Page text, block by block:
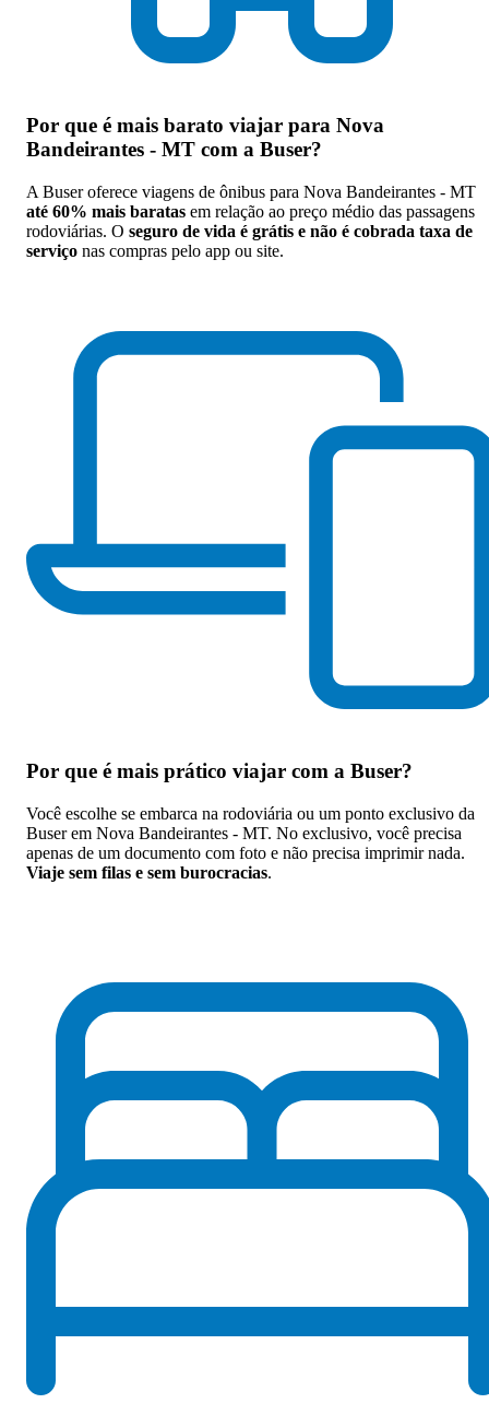
Por que é mais barato viajar para Nova
Bandeirantes - MT com a Buser?
A Buser oferece viagens de ônibus para Nova Bandeirantes - MT
até 60% mais baratas em relação ao preço médio das passagens
rodoviárias. O seguro de vida é grátis e não é cobrada taxa de
serviço nas compras pelo app ou site.
Por que é mais prático viajar com a Buser?
Você escolhe se embarca na rodoviária ou um ponto exclusivo da
Buser em Nova Bandeirantes - MT. No exclusivo, você precisa
apenas de um documento com foto e não precisa imprimir nada.
Viaje sem filas e sem burocracias.